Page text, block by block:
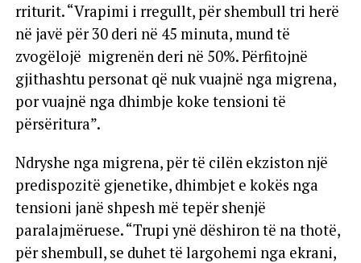
rriturit. “Vrapimi i rregullt, për shembull tri herë
në javë për 30 deri në 45 minuta, mund të
zvogëlojë migrenën deri në 50%. Përfitojnë
gjithashtu personat që nuk vuajnë nga migrena,
por vuajnë nga dhimbje koke tensioni të
përsëritura”.
Ndryshe nga migrena, për të cilën ekziston një
predispozitë gjenetike, dhimbjet e kokës nga
tensioni janë shpesh më tepër shenjë
paralajmëruese. “Trupi ynë dëshiron të na thotë,
për shembull, se duhet të largohemi nga ekrani,